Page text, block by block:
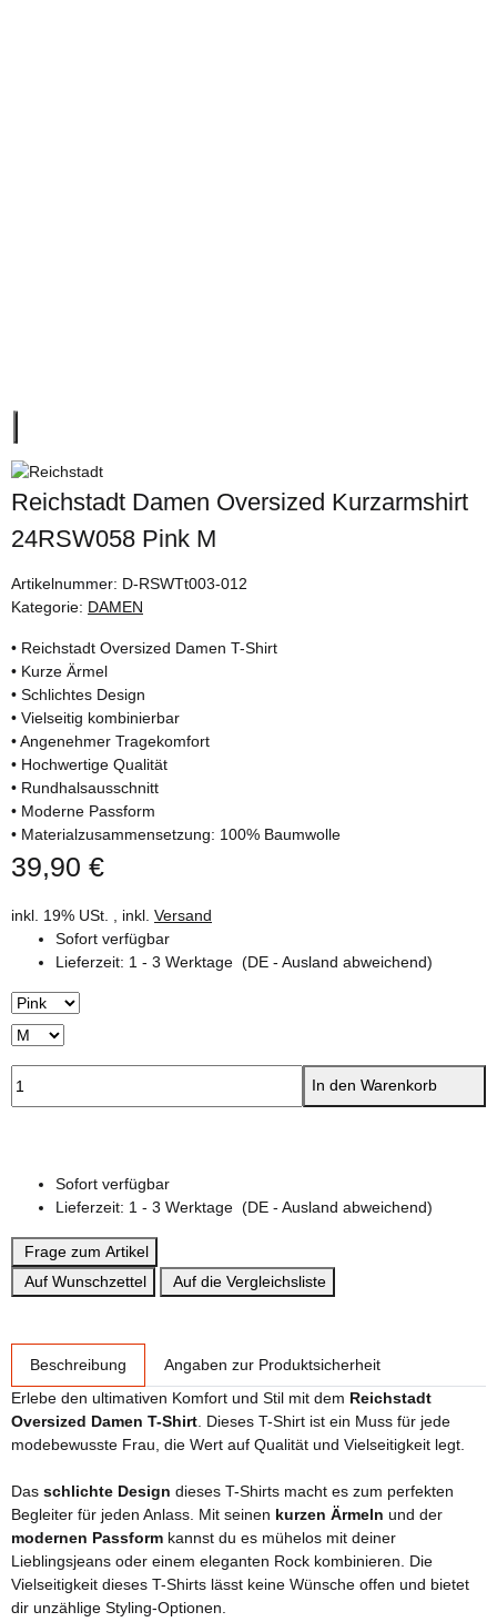
Reichstadt Damen Oversized Kurzarmshirt
24RSW058 Pink M
Artikelnummer: D-RSWTt003-012
Kategorie: DAMEN
• Reichstadt Oversized Damen T-Shirt
• Kurze Ärmel
• Schlichtes Design
• Vielseitig kombinierbar
• Angenehmer Tragekomfort
• Hochwertige Qualität
• Rundhalsausschnitt
• Moderne Passform
• Materialzusammensetzung: 100% Baumwolle
39,90 €
inkl. 19% USt. , inkl. Versand
Sofort verfügbar
Lieferzeit: 1 - 3 Werktage (DE - Ausland abweichend)
In den Warenkorb
Sofort verfügbar
Lieferzeit: 1 - 3 Werktage (DE - Ausland abweichend)
Frage zum Artikel
Auf Wunschzettel
Auf die Vergleichsliste
Beschreibung
Angaben zur Produktsicherheit
Erlebe den ultimativen Komfort und Stil mit dem Reichstadt
Oversized Damen T-Shirt . Dieses T-Shirt ist ein Muss für jede
modebewusste Frau, die Wert auf Qualität und Vielseitigkeit legt.
Das schlichte Design dieses T-Shirts macht es zum perfekten
Begleiter für jeden Anlass. Mit seinen kurzen Ärmeln und der
modernen Passform kannst du es mühelos mit deiner
Lieblingsjeans oder einem eleganten Rock kombinieren. Die
Vielseitigkeit dieses T-Shirts lässt keine Wünsche offen und bietet
dir unzählige Styling-Optionen.